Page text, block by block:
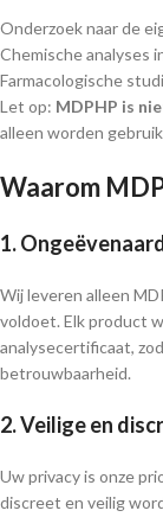
Onderzoek naar de
Chemische analyses
Farmacologische
Let op: MDPHP is
alleen worden
Waarom
1.
Wij leveren alleen
voldoet. Elk product
analysecertificaat,
betrouwbaarheid.
2. Veilige en
Uw privacy is onze
discreet en veilig